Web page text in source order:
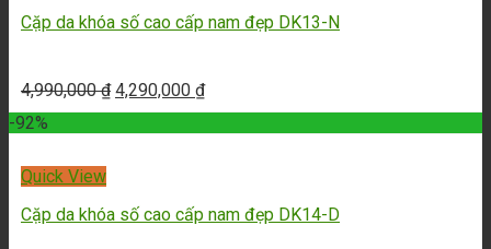
Cặp da khóa số cao cấp nam đẹp DK13-N
4,990,000₫ 4,290,000 ₫
-92%
Quick View
Cặp da khóa số cao cấp nam đẹp DK14-D